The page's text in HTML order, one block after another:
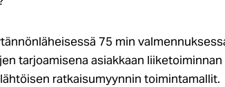
75 min
tarjoamisena asiakkaan
ratkaisumyynnin toimintamallit.